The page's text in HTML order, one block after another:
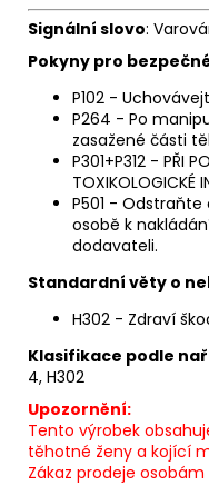
Signální slovo:
Pokyny pro
P102 -
P264 - Po
zasažené části
P301+P312 - PŘI
TOXIKOLOGICKÉ
P501 -
osobě k
dodavateli.
Standardní věty o
H302 - Zdraví
Klasifikace podle
4, H302
Upozornění:
Tento výrobek
těhotné ženy a kojící
Zákaz prodeje